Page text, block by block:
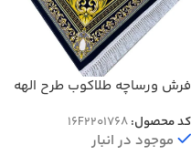
فرش ورساچه طلاکوب طرح الهه
کد محصول:16F2201768
موجود در انبار